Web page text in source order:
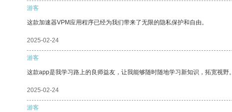
游客
这款加速器VPM应用程序已经为我们带来了无限的隐私保护和自由。
2025-02-24
游客
这款app是我学习路上的良师益友，让我能够随时随地学习新知识，拓宽视野。
2025-02-24
游客